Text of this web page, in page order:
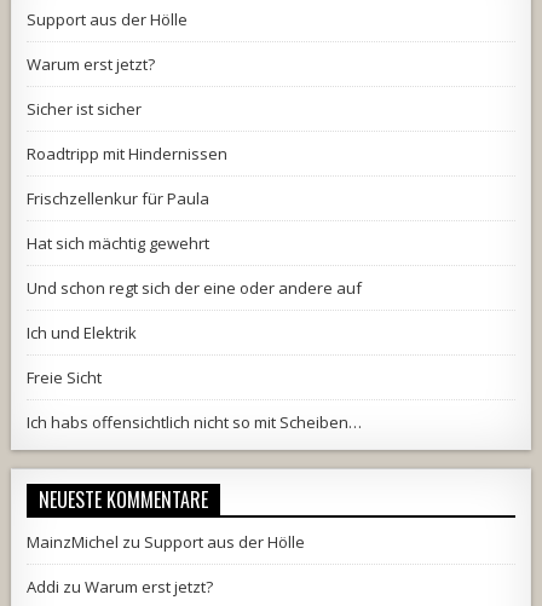
Support aus der Hölle
Warum erst jetzt?
Sicher ist sicher
Roadtripp mit Hindernissen
Frischzellenkur für Paula
Hat sich mächtig gewehrt
Und schon regt sich der eine oder andere auf
Ich und Elektrik
Freie Sicht
Ich habs offensichtlich nicht so mit Scheiben…
NEUESTE KOMMENTARE
MainzMichel zu Support aus der Hölle
Addi zuWarum erst jetzt?